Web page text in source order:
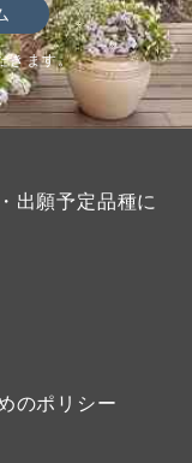
きます。
出願予定品種に
のポリシー